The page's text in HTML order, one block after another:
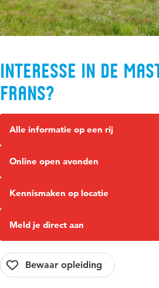
contactmogelijkheden bij het kopje
intakegesprek" hieronder.
Interesse in de
Frans?
Alle informatie op een rij
Online open avonden
Kennismaken op locatie
Meld je direct aan